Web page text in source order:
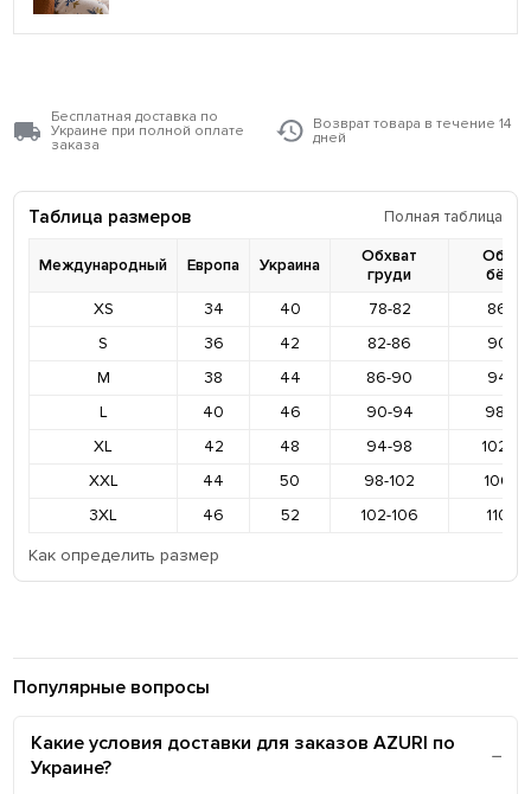
Бесплатная доставка по
Украине при полной оплате
заказа
Возврат товара в течение 14
дней
Таблица размеров Полная таблица
Международный Европа Украина
Обхват
груди
XS
34 40 78-82
86-
S
36 42 82-86
90-
M
38 44 86-90
94-
L
40 46 90-94
98-
XL
42 48 94-98
102-
XXL
44 50 98-102
106-
3XL
46 52 102-106
110-
Как определить размер
Популярные вопросы
Какие условия доставки для заказов AZURI по
Украине?